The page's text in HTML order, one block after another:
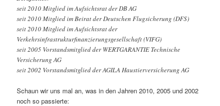
seit 2010 Mitglied im Aufsichtsrat der DB AG
seit 2010 Mitglied im Beirat der Deutschen Flugsicherung (DFS)
seit 2010 Mitglied im Aufsichtsrat der
Verkehrsinfrastrukturfinanzierungsgesellschaft (VIFG)
seit 2005 Vorstandsmitglied der WERTGARANTIE Technische
Versicherung AG
seit 2002 Vorstandsmitglied der AGILA Haustierversicherung AG
Schaun wir uns mal an, was in den Jahren 2010, 2005 und 2002
noch so passierte: